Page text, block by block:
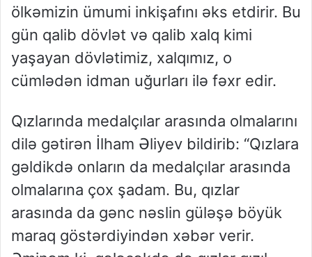
ölkəmizin ümumi inkişafını əks etdirir. Bu
gün qalib dövlət və qalib xalq kimi
yaşayan dövlətimiz, xalqımız, o
cümlədən idman uğurları ilə fəxr edir.
Qızlarında medalçılar arasında olmalarını
dilə gətirən İlham Əliyev bildirib: “Qızlara
gəldikdə onların da medalçılar arasında
olmalarına çox şadam. Bu, qızlar
arasında da gənc nəslin güləşə böyük
maraq göstərdiyindən xəbər verir.